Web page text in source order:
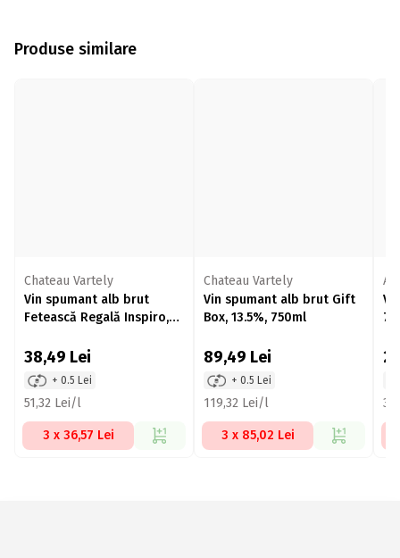
Produse similare
Chateau Vartely
Vin spumant alb brut
Fetească Regală Inspiro,
38,49 Lei
+ 0.5 Lei
51,32 Lei/l
3 x 36,57 Lei
Chateau Vartely
Vin spumant alb brut Gift
Box, 13.5%, 750ml
89,49 Lei
+ 0.5 Lei
119,32 Lei/l
3 x 85,02 Lei